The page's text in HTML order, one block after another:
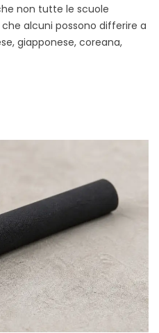
non tutte le scuole
alcuni possono differire a
giapponese, coreana,